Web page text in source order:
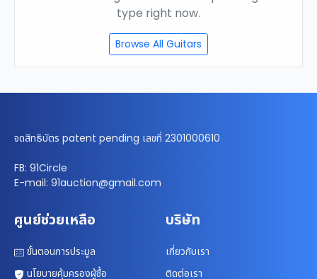
type right now.
Browse All Guitars
จดสิทธิบัตร patent pending เลขที่ 2301000610
FB: 91Circle
E-mail: 91auction@gmail.com
ศูนย์ช่วยเหลือ
ขั้นตอนการประมูล
นโยบายคุ้มครองผู้ซื้อ
บริษัท
เกี่ยวกับเรา
ติดต่อเรา